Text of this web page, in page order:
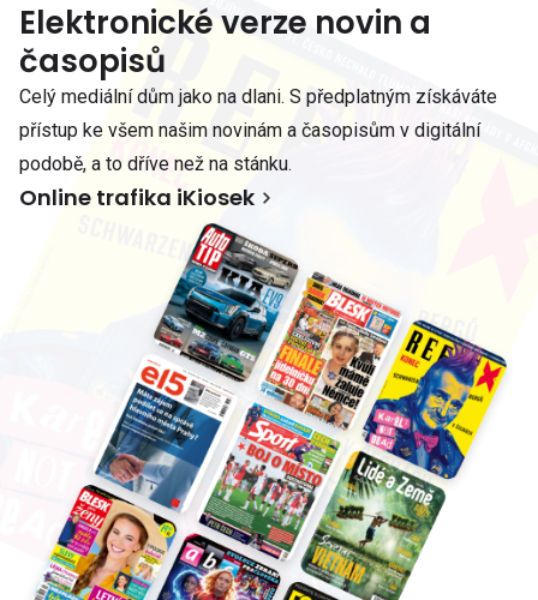
Elektronické verze novin a
časopisů
Celý mediální dům jako na dlani. S předplatným získáváte
přístup ke všem našim novinám a časopisům v digitální
podobě, a to dříve než na stánku.
Online trafika iKiosek